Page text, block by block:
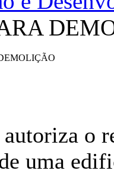
o
uma